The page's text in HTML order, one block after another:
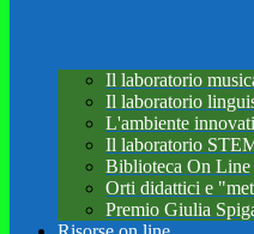
Il laboratorio
Il laboratorio
L'ambiente
Il laboratorio
Biblioteca On Line
Orti didattici e
Premio Giulia